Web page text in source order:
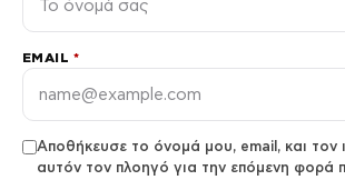
EMAIL *
Αποθήκευσε το όνομά μου, email, και τον
αυτόν τον πλοηγό για την επόμενη φορά